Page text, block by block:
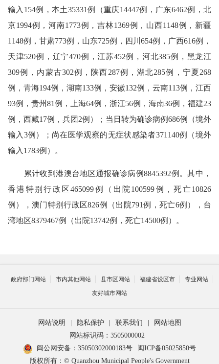
输入154例，本土35331例（重庆14447例，广东6462例，北
京1994例，河南1773例，吉林1369例，山西1148例，新疆
1148例，甘肃773例，山东725例，四川654例，广西616例，
天津520例，辽宁470例，江苏452例，河北385例，黑龙江
309例，内蒙古302例，陕西287例，湖北285例，宁夏268
例，青海194例，湖南133例，安徽132例，云南113例，江西
93例，贵州81例，上海64例，浙江56例，海南36例，福建23
例，西藏17例，兵团2例）；当日转为确诊病例686例（境外
输入3例）；尚在医学观察的无症状感染者371140例（境外
输入1783例）。
累计收到港澳台地区通报确诊病例8845392例。其中，
香港特别行政区465099例（出院100599例，死亡10826
例），澳门特别行政区826例（出院791例，死亡6例），台
湾地区8379467例（出院13742例，死亡14500例）。
政府部门网站 市内其他网站 县市区网站 福建省设区市
专业网站
友好城市网站
网站说明 隐私保护 联系我们
网站地图
网站标识码：3505000002
闽公网安备：35050302000183号
闽ICP备05025850号
版权所有：© Quanzhou Municipal People's Government